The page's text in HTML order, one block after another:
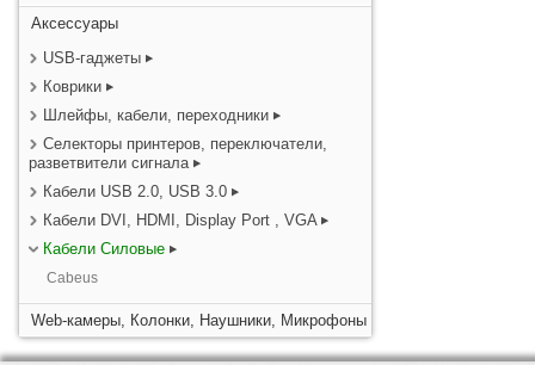
Аксессуары
USB-гаджеты
Коврики
Шлейфы, кабели, переходники
Селекторы принтеров, переключатели,
разветвители сигнала
Кабели USB 2.0, USB 3.0
Кабели DVI, HDMI, Display Port , VGA
Кабели Силовые
Cabeus
Web-камеры, Колонки, Наушники, Микрофоны